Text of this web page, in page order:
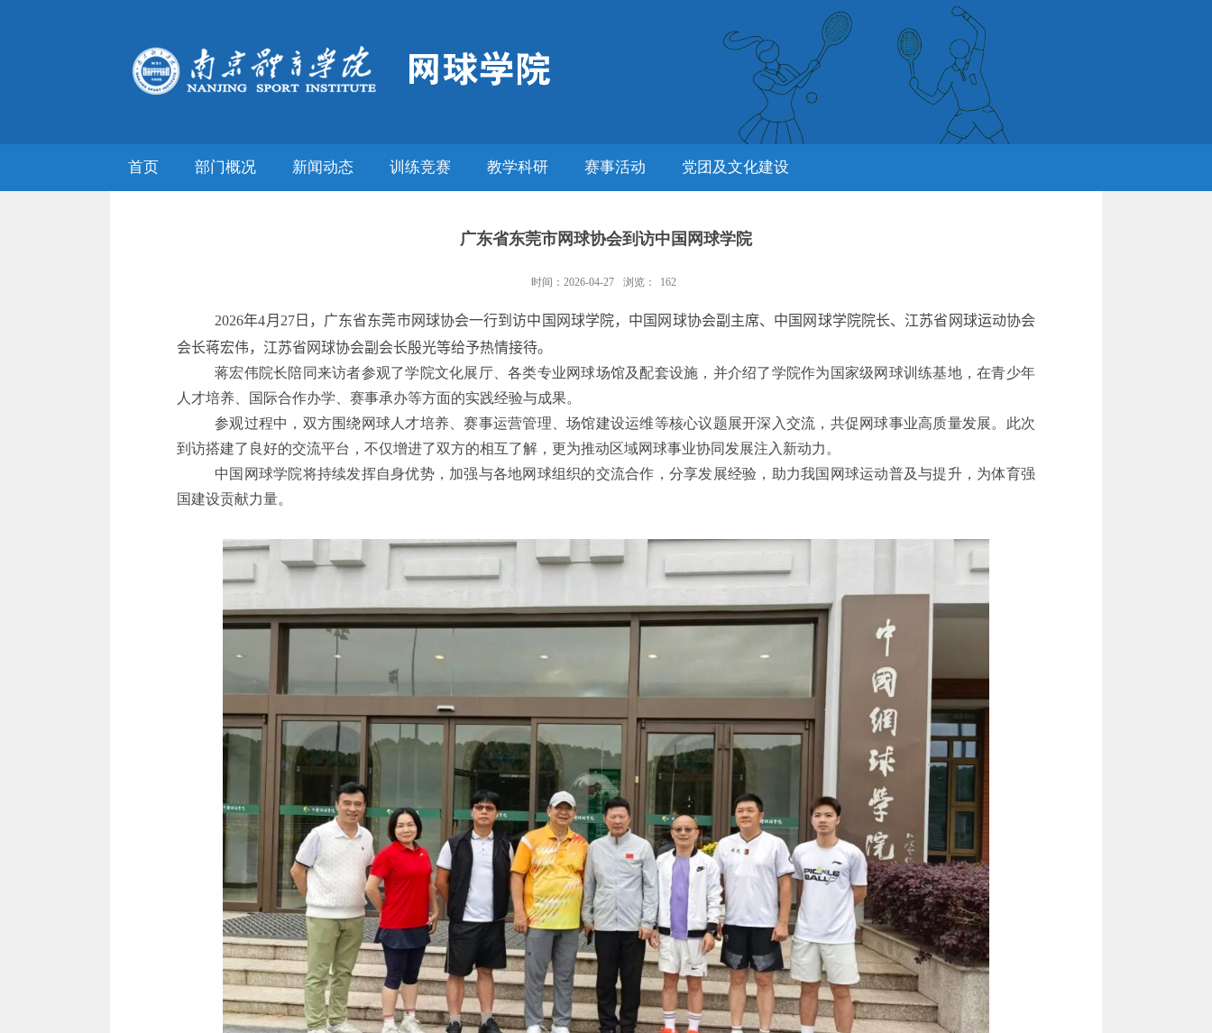
首页 部门概况 新闻动态 训练竞赛 教学科研 赛事活动 党团及文化建设
广东省东莞市网球协会到访中国网球学院
时间：2026-04-27 浏览： 162
2026年4月 27日 ，广东省东莞市网球协会一行到访中国网球学院，中国网球协会副主席、中国网球学院院长、江苏省网球运动协会
会长蒋宏伟，江苏省网球协会副会长殷光等给予热情接待。
蒋宏伟院长陪同来访者参观了学院文化展厅、各类专业网球场馆及配套设施，并介绍了学院作为国家级网球训练基地，在青少年
人才培养、国际合作办学、赛事承办等方面的实践经验与成果。
参观过程中，双方围绕网球人才培养、赛事运营管理、场馆建设运维等核心议题展开深入交流，共促网球事业高质量发展。此次
到访搭建了良好的交流平台，不仅增进了双方的相互了解，更为推动区域网球事业协同发展注入新动力。
中国网球学院将持续发挥自身优势，加强与各地网球组织的交流合作，分享发展经验，助力我国网球运动普及与提升，为体育强
国建设贡献力量。